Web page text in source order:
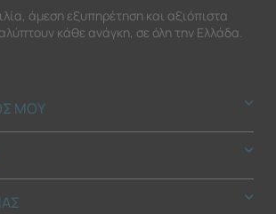
άμεση εξυπηρέτηση και αξιόπιστα
κάθε ανάγκη, σε όλη την Ελλάδα.
ΜΟΥ